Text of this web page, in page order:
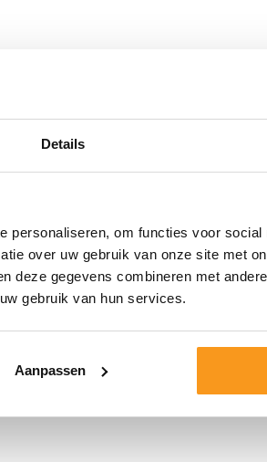
Details
personaliseren, om functies voor social
over uw gebruik van onze site met
deze gegevens combineren met
gebruik van hun services.
Aanpassen